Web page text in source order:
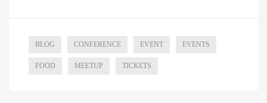
BLOG CONFERENCE EVENT EVENTS
FOOD MEETUP TICKETS